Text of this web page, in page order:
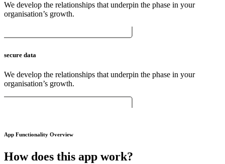
We develop the relationships that underpin the phase in your
organisation’s growth.
secure data
We develop the relationships that underpin the phase in your
organisation’s growth.
App Functionality Overview
How does this app work?